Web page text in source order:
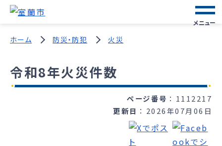
メニュー
ホーム 防災・防犯 火災
令和8年火災件数
ページ番号
1112217
更新日
2026年07月06日